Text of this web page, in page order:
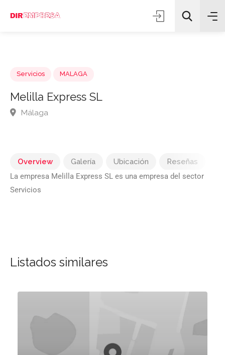
Melilla Express SL
Overview Galería Ubicación
Reseñas
La empresa Melilla Express SL es una empresa del sector
Servicios
Listados similares